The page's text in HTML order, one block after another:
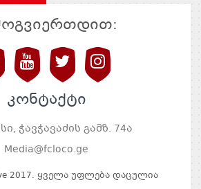
კონტაქტი
ჭავჭავაძის გამზ. 74ა
Media@fcloco.ge
2017. Ყველა Უფლება Დაცულია